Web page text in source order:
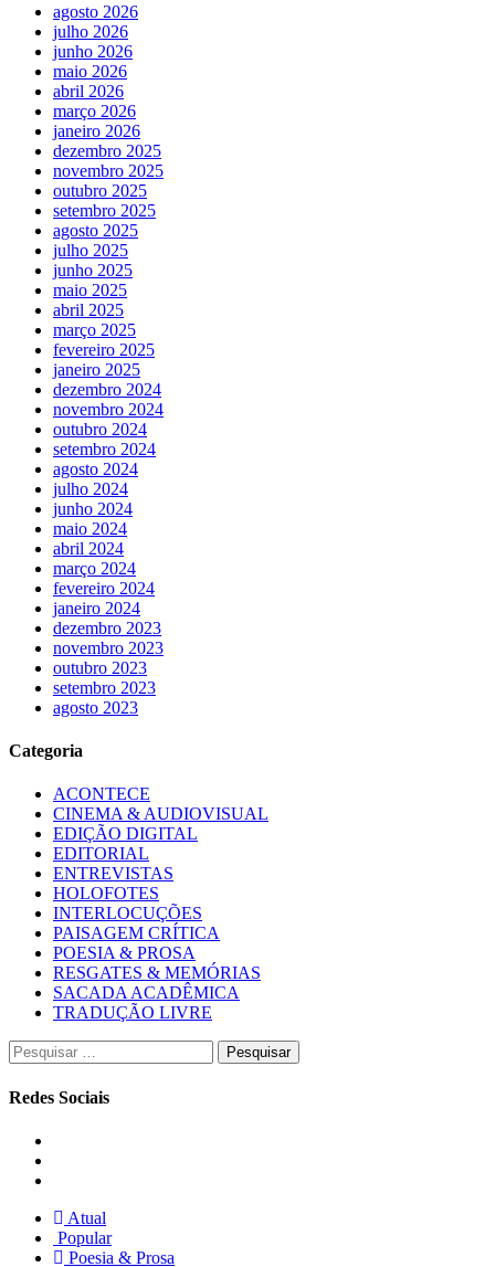
agosto 2026
julho 2026
junho 2026
maio 2026
abril 2026
março 2026
janeiro 2026
dezembro 2025
novembro 2025
outubro 2025
setembro 2025
agosto 2025
julho 2025
junho 2025
maio 2025
abril 2025
março 2025
fevereiro 2025
janeiro 2025
dezembro 2024
novembro 2024
outubro 2024
setembro 2024
agosto 2024
julho 2024
junho 2024
maio 2024
abril 2024
março 2024
fevereiro 2024
janeiro 2024
dezembro 2023
novembro 2023
outubro 2023
setembro 2023
agosto 2023
Categoria
ACONTECE
CINEMA & AUDIOVISUAL
EDIÇÃO DIGITAL
EDITORIAL
ENTREVISTAS
HOLOFOTES
INTERLOCUÇÕES
PAISAGEM CRÍTICA
POESIA & PROSA
RESGATES & MEMÓRIAS
SACADA ACADÊMICA
TRADUÇÃO LIVRE
Pesquisar
por:
Redes Sociais
Atual
Popular
Poesia & Prosa